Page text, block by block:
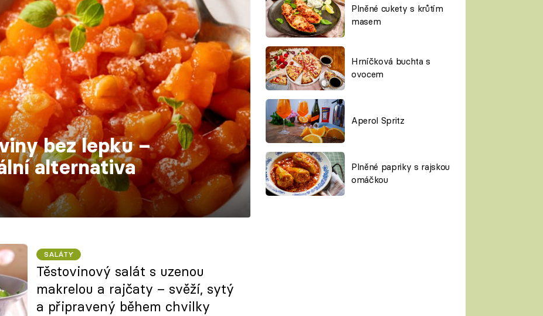
Plněné cukety s krůtím
masem
Hrníčková buchta s
ovocem
Aperol Spritz
Plněné papriky s rajskou
omáčkou
bez lepku –
alternativa
SALÁTY
Těstovinový salát s uzenou
makrelou a rajčaty – svěží, sytý
a připravený během chvilky